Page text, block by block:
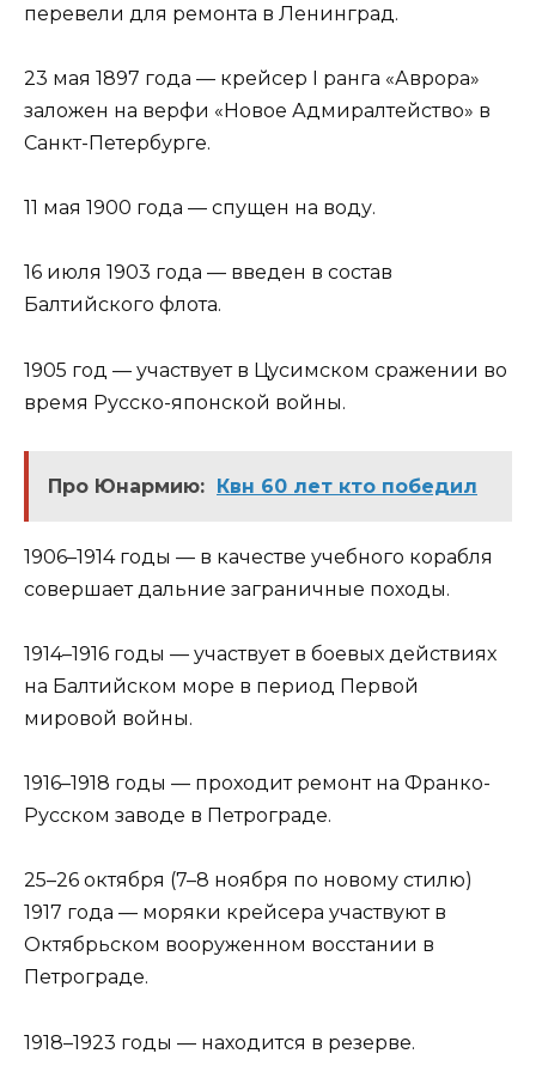
перевели для ремонта в Ленинград.
23 мая 1897 года — крейсер I ранга «Аврора»
заложен на верфи «Новое Адмиралтейство» в
Санкт-Петербурге.
11 мая 1900 года — спущен на воду.
16 июля 1903 года — введен в состав
Балтийского флота.
1905 год — участвует в Цусимском сражении во
время Русско-японской войны.
Про Юнармию: Квн 60 лет кто победил
1906–1914 годы — в качестве учебного корабля
совершает дальние заграничные походы.
1914–1916 годы — участвует в боевых действиях
на Балтийском море в период Первой
мировой войны.
1916–1918 годы — проходит ремонт на Франко-
Русском заводе в Петрограде.
25–26 октября (7–8 ноября по новому стилю)
1917 года — моряки крейсера участвуют в
Октябрьском вооруженном восстании в
Петрограде.
1918–1923 годы — находится в резерве.